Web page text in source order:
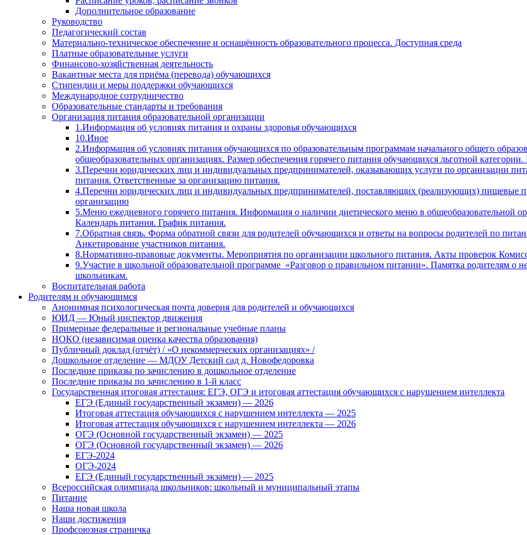
Дополнительное образование
Руководство
Педагогический состав
Материально-техническое обеспечение и оснащённость образовательного процесса. Доступная среда
Платные образовательные услуги
Финансово-хозяйственная деятельность
Вакантные места для приёма (перевода) обучающихся
Стипендии и меры поддержки обучающихся
Международное сотрудничество
Образовательные стандарты и требования
Организация питания образовательной организации
1.Информация об условиях питания и охраны здоровья обучающихся
10.Иное
2.Информация об условиях питания обучающихся по образовательным программам начального общего
общеобразовательных организациях. Размер обеспечения горячего питания обучающихся льготной
3.Перечни юридических лиц и индивидуальных предпринимателей, оказывающих услуги по организации
питания. Ответственные за организацию питания.
4.Перечни юридических лиц и индивидуальных предпринимателей, поставляющих (реализующих) пищевые
организацию
5.Меню ежедневного горячего питания. Информация о наличии диетического меню в общеобразовательной
Календарь питания. График питания.
7.Обратная связь. Форма обратной связи для родителей обучающихся и ответы на вопросы родителей по
Анкетирование участников питания.
8.Нормативно-правовые документы. Мероприятия по организации школьного питания. Акты проверок
9.Участие в школьной образовательной программе «Разговор о правильном питании». Памятка родителям о
школьникам.
Воспитательная работа
Родителям и обучающимся
Анонимная психологическая почта доверия для родителей и обучающихся
ЮИД — Юный инспектор движения
Примерные федеральные и региональные учебные планы
НОКО (независимая оценка качества образования)
Публичный доклад (отчёт) / «О некоммерческих организациях» /
Дошкольное отделение — МДОУ Детский сад д. Новофедоровка
Последние приказы по зачислению в дошкольное отделение
Последние приказы по зачислению в 1-й класс
Государственная итоговая аттестация: ЕГЭ, ОГЭ и итоговая аттестация обучающихся с нарушением интеллекта
ЕГЭ (Единый государственный экзамен) — 2026
Итоговая аттестация обучающихся с нарушением интеллекта — 2025
Итоговая аттестация обучающихся с нарушением интеллекта — 2026
ОГЭ (Основной государственный экзамен) — 2025
ОГЭ (Основной государственный экзамен) — 2026
ЕГЭ-2024
ОГЭ-2024
ЕГЭ (Единый государственный экзамен) — 2025
Всероссийская олимпиада школьников: школьный и муниципальный этапы
Питание
Наша новая школа
Наши достижения
Профсоюзная страничка